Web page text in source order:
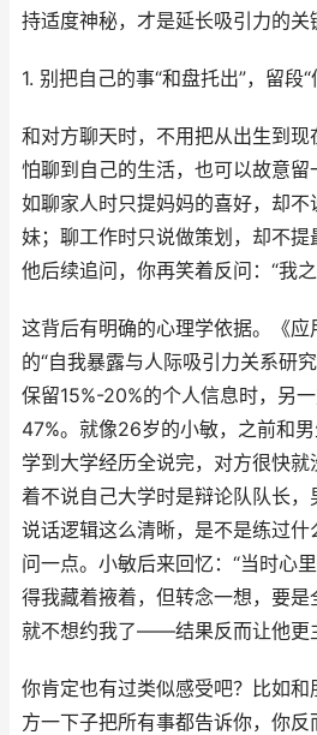
持适度神秘，才是延长吸引力的关
1. 别把自己的事“和盘托出”，留段
和对方聊天时，不用把从出生到
怕聊到自己的生活，也可以故意留
如聊家人时只提妈妈的喜好，却
妹；聊工作时只说做策划，却不
他后续追问，你再笑着反问：“我
这背后有明确的心理学依据。《
的“自我暴露与人际吸引力关系研
保留15%-20%的个人信息时，另
47%。就像26岁的小敏，之前和
学到大学经历全说完，对方很快
着不说自己大学时是辩论队队长，
说话逻辑这么清晰，是不是练过什
问一点。小敏后来回忆：“当时心
得我藏着掖着，但转念一想，要
就不想约我了——结果反而让他更
你肯定也有过类似感受吧？比如
方一下子把所有事都告诉你，你反